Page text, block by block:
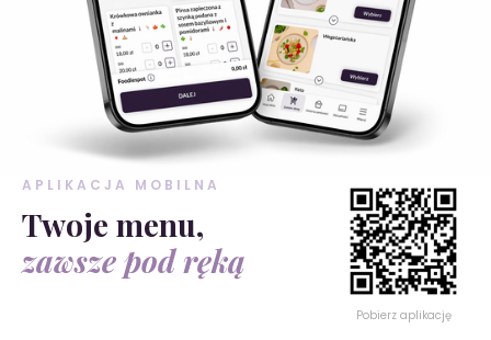
APLIKACJA MOBILNA
Twoje menu,
zawsze pod ręką
Pobierz aplikację